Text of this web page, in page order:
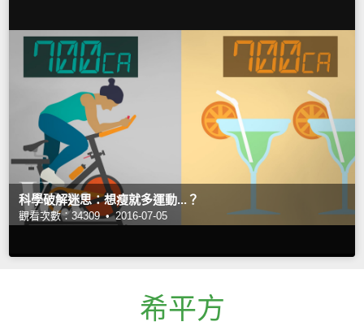
科學破解迷思：想瘦就多運動...？
觀看次數：34309 • 2016-07-05
希平方